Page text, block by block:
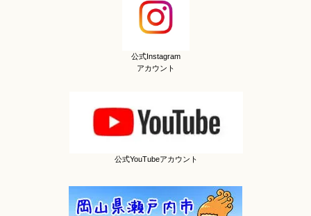
公式Instagram
アカウント
公式YouTubeアカウント